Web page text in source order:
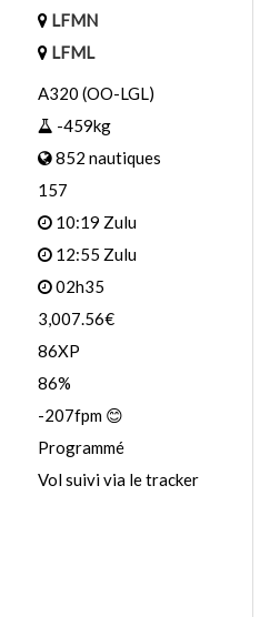
LFMN
LFML
A320 (OO-LGL)
-459kg
852 nautiques
157
10:19 Zulu
12:55 Zulu
02h35
3,007.56€
86XP
86%
-207fpm 😊
Programmé
Vol suivi via le tracker